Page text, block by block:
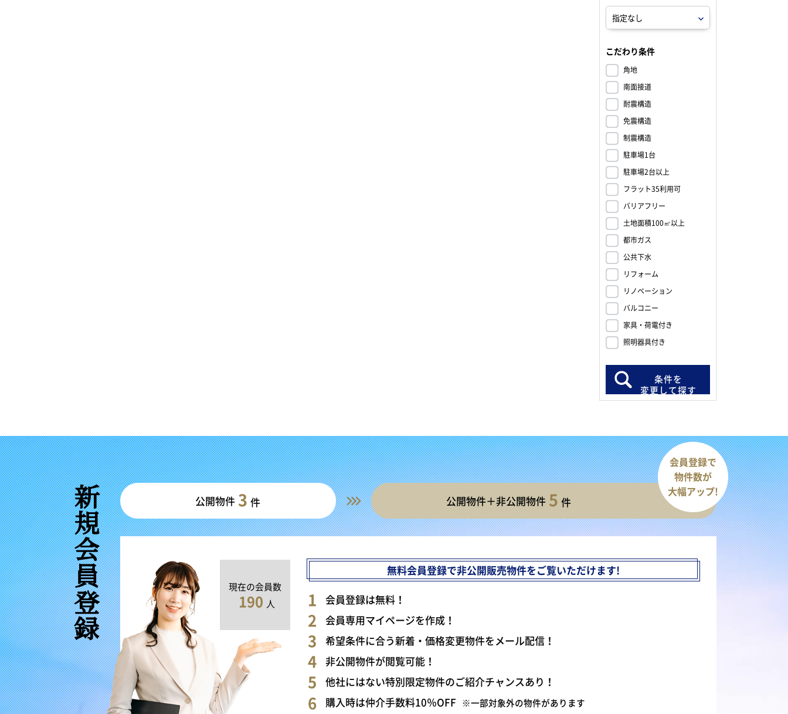
こだわり条件
角地
南面接道
耐震構造
免震構造
制震構造
駐車場1台
駐車場2台以上
フラット35利用可
バリアフリー
土地面積100㎡以上
都市ガス
公共下水
リフォーム
リノベーション
バルコニー
家具・荷電付き
照明器具付き
条件を
変更して探す
新規会員登録 公開物件 3 件 公開物件＋非公開物件 5 件
会員登録で
物件数が
大幅アップ!
現在の会員数
190 人
無料会員登録で非公開販売物件をご覧いただけます!
会員登録は無料！
会員専用マイページを作成！
希望条件に合う新着・価格変更物件をメール配信！
非公開物件が閲覧可能！
他社にはない特別限定物件のご紹介チャンスあり！
購入時は仲介手数料10％OFF ※一部対象外の物件があります